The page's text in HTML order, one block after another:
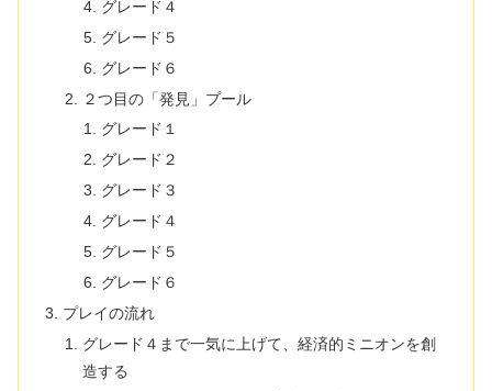
グレード４
グレード５
グレード６
２つ目の「発見」プール
グレード１
グレード２
グレード３
グレード４
グレード５
グレード６
プレイの流れ
グレード４まで一気に上げて、経済的ミニオンを創
造する